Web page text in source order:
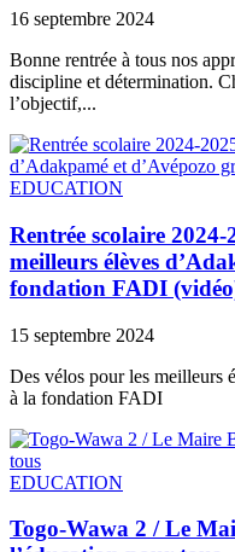
16 septembre 2024
Bonne rentrée à tous nos
discipline et détermination.
l’objectif,...
EDUCATION
Rentrée scolaire
meilleurs élèves
fondation FADI
15 septembre 2024
Des vélos pour les meilleurs
à la fondation FADI
EDUCATION
Togo-Wawa 2 / Le